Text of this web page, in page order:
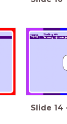
Stelling #4
Paarse
vrijdag Je mag zijn wie
Slide 14